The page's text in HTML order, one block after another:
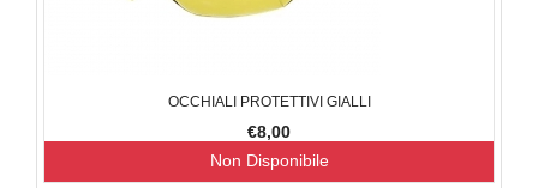
OCCHIALI PROTETTIVI GIALLI
€8,00
Non Disponibile